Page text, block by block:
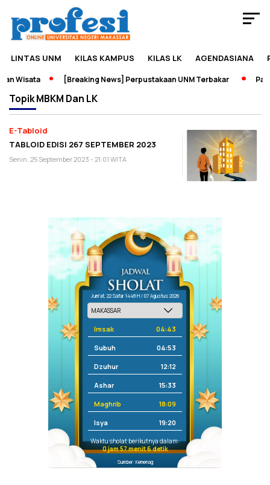
LINTAS UNM KILAS KAMPUS KILAS LK AGENDASIANA
Wisata [Breaking News] Perpustakaan UNM Terbakar
TopikMBKM Dan LK
E-Tabloid
TABLOID EDISI 267 SEPTEMBER 2023
Senin, 25 September 2023 - 21:01 WITA
Jum'at, 22 Safar 1448 H / 07 Agustus 2026
Imsak 04:43
Subuh 04:53
Dzuhur 12:12
Ashar 15:33
Maghrib 18:09
Isya 19:20
Waktu sholat berikutnya dalam:
0 jam 57 menit 6 detik
Sumber: Kemenag